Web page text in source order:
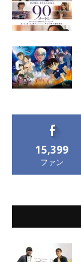
15,399
ファン